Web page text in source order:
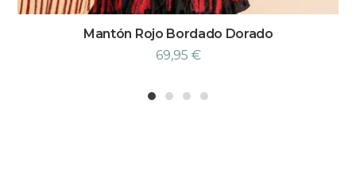
Mantón Rojo Bordado Dorado
69,95 €